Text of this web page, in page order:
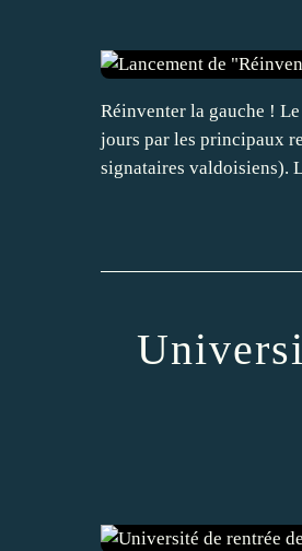
Réinventer la gauche !
jours par les principaux
signataires valdoisiens).